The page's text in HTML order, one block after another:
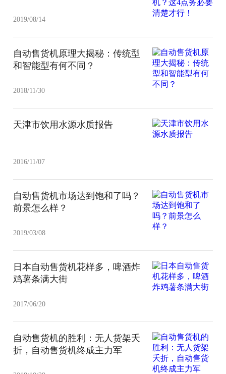
2019/08/14
自动售货机原理大揭秘：传统型
和智能型有何不同？
2018/11/30
天津市饮用水源水质报告
2016/11/07
自动售货机市场达到饱和了吗？
前景怎么样？
2019/03/08
日本自动售货机花样多，啤酒炸
鸡薯条满大街
2017/06/20
自动售货机的胜利：无人货架夭
折，自动售货机终成主力军